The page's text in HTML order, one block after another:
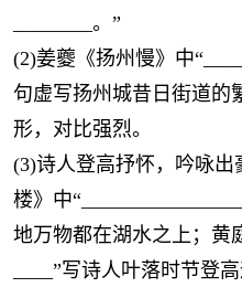
________。”
(2)姜夔《扬州慢》中
句虚写扬州城昔日街道的
形，对比强烈。
(3)诗人登高抒怀，吟咏出
楼》中
地万物都在湖水之上；黄
____”写诗人叶落时节登